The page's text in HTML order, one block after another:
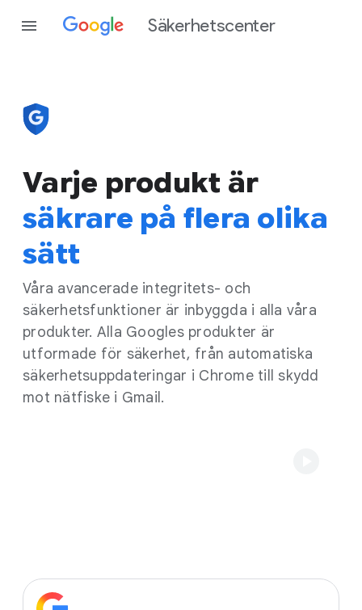
Säkerhetscenter
Varje produkt är
säkrare på flera olika
sätt
Våra avancerade integritets- och
säkerhetsfunktioner är inbyggda i alla våra
produkter. Alla Googles produkter är
utformade för säkerhet, från automatiska
säkerhetsuppdateringar i Chrome till skydd
mot nätfiske i Gmail.